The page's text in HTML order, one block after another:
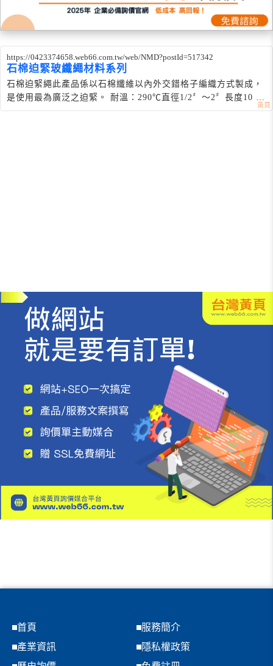
https://0423374658.web66.com.tw/web/NMD?postId=517342
石棉迫緊玻纖繩材料系列
石棉迫緊繩 此產品係以石棉纖維以內外交錯格子編織方式製成，
是使用最為廣泛之迫緊。 耐溫：290℃ 直徑1/2〞～2〞 長度10 M
～200 M 玻璃迫緊繩-- 此產品乃採用
首頁
服務簡介
產業資訊
隱私權政策